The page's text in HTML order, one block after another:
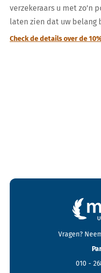
verzekeraars u met zo’n
laten zien dat uw belang
Check de details over de
Contactgegevens en footer
Vragen?
010 -